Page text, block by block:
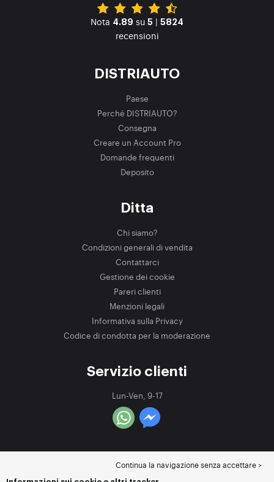
Nota 4.89 su 5 | 5824
recensioni
DISTRIAUTO
Paese
Perché DISTRIAUTO?
Consegna
Creare un Account Pro
Domande frequenti
Deposito
Ditta
Chi siamo?
Condizioni generali di vendita
Contattarci
Gestione dei cookie
Pareri clienti
Menzioni legali
Informativa sulla Privacy
Codice di condotta per la moderazione
Servizio clienti
Lun-Ven, 9-17
Continua la navigazione senza accettare >